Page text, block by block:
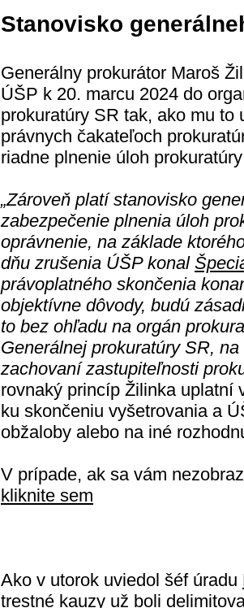
Stanovisko
Generálny prokurátor Maroš
ÚŠP k 20. marcu 2024 do
prokuratúry SR tak, ako mu to
právnych čakateľoch
riadne plnenie úloh
„Zároveň platí stanovisko
zabezpečenie plnenia úloh
oprávnenie, na základe
dňu zrušenia ÚŠP konal
právoplatného skončenia
objektívne dôvody, budú
to bez ohľadu na orgán
Generálnej prokuratúry SR,
zachovaní zastupiteľnosti
rovnaký princíp Žilinka uplatní
ku skončeniu vyšetrovania a
obžaloby alebo na iné
V prípade, ak sa vám
kliknite sem
Ako v utorok uviedol šéf úradu
trestné kauzy už boli